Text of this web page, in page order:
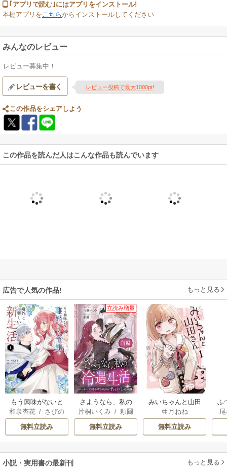
｢アプリで読む｣にはアプリをインストール!
本棚アプリをこちらからインストールしてください
みんなのレビュー
レビュー募集中！
レビューを書く レビュー投稿で最大1000pt!
この作品をシェアしよう
この作品を読んだ人はこんな作品も読んでいます
広告で人気の作品! もっと見る
もう興味がないと
離婚された令嬢の
意外と楽しい新生
活
和泉杏花 / さびの
ぶち
無料立読み
立読み増量
さようなら、私の
冷遇生活 ～パーテ
ィーで声をかけて
きたのがヤバい男
片桐いくみ /頼爾
無料立読み
みいちゃんと山田
さん
亜月ねね
無料立読み
ふ
は
小説・実用書の最新刊 もっと見る